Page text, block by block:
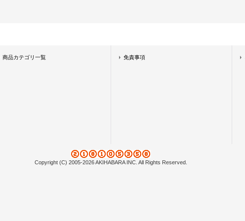
商品カテゴリ一覧 免責事項
Copyright (C) 2005-2026 AKIHABARA INC. All Rights Reserved.